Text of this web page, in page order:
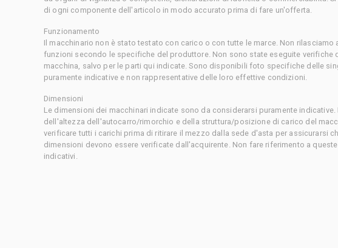
di ogni componente dell'articolo in modo accurato prima di fare un'offerta.
Funzionamento
Il macchinario non è stato testato con carico o con tutte le marce. Non
funzioni secondo le specifiche del produttore. Non sono state eseguite verifiche
macchina, salvo per le parti qui indicate. Sono disponibili foto specifiche delle
puramente indicative e non rappresentative delle loro effettive condizioni.
Dimensioni
Le dimensioni dei macchinari indicate sono da considerarsi puramente
dell'altezza dell'autocarro/rimorchio e della struttura/posizione di carico del
verificare tutti i carichi prima di ritirare il mezzo dalla sede d'asta per assicurarsi
dimensioni devono essere verificate dall'acquirente. Non fare riferimento a
indicativi.